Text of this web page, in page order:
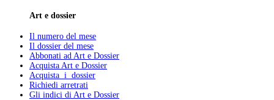
Art e dossier
Il numero del mese
Il dossier del mese
Abbonati ad Art e Dossier
Acquista Art e Dossier
Acquista i dossier
Richiedi arretrati
Gli indici di Art e Dossier